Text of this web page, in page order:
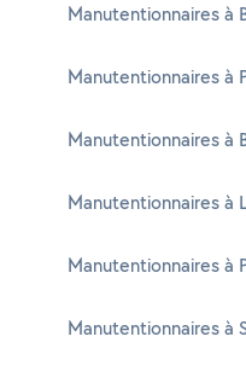
Manutentionnaires à
Manutentionnaires à
Manutentionnaires à
Manutentionnaires à
Manutentionnaires à
Manutentionnaires à